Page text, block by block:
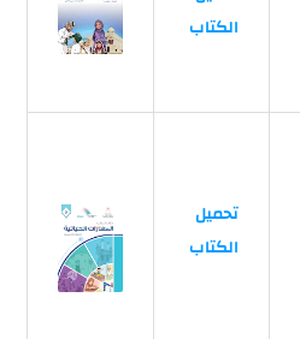
الكتاب
تحميل
الكتاب